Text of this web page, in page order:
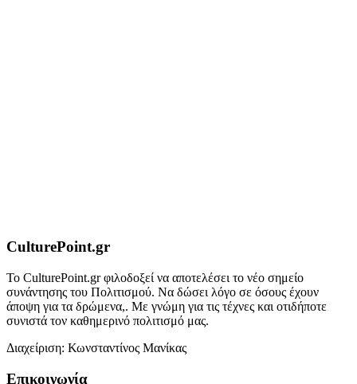
CulturePoint.gr
Το CulturePoint.gr φιλοδοξεί να αποτελέσει το νέο σημείο
συνάντησης του Πολιτισμού. Να δώσει λόγο σε όσους έχουν
άποψη για τα δρώμενα,. Με γνώμη για τις τέχνες και οτιδήποτε
συνιστά τον καθημερινό πολιτισμό μας.
Διαχείριση: Κωνσταντίνος Μανίκας
Επικοινωνία